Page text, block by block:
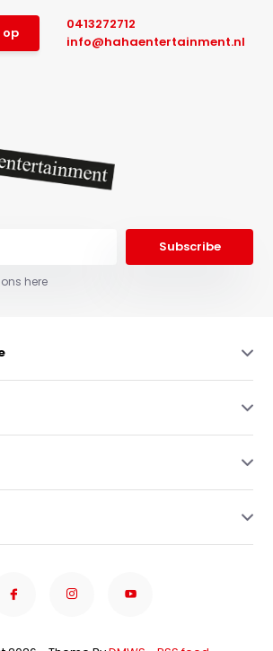
op
0413272712
info@hahaentertainment.nl
Subscribe
here